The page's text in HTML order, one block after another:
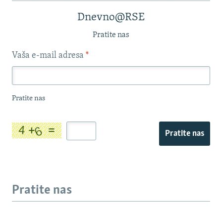
Dnevno@RSE
Pratite nas
Vaša e-mail adresa *
Pratite nas
Pratite nas
Pratite nas